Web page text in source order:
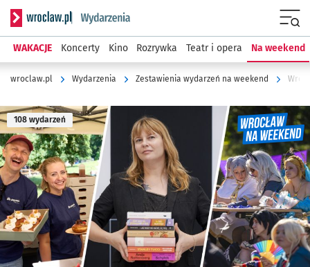
Serwis informacyjny wroclaw.pl podserwis: Wydarzenia
WAKACJE Koncerty Kino Rozrywka Teatr i opera Na weekend
wroclaw.pl Wydarzenia Zestawienia wydarzeń na weekend
108 wydarzeń